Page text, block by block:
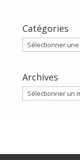
Catégories
Catégories
Archives
Archives